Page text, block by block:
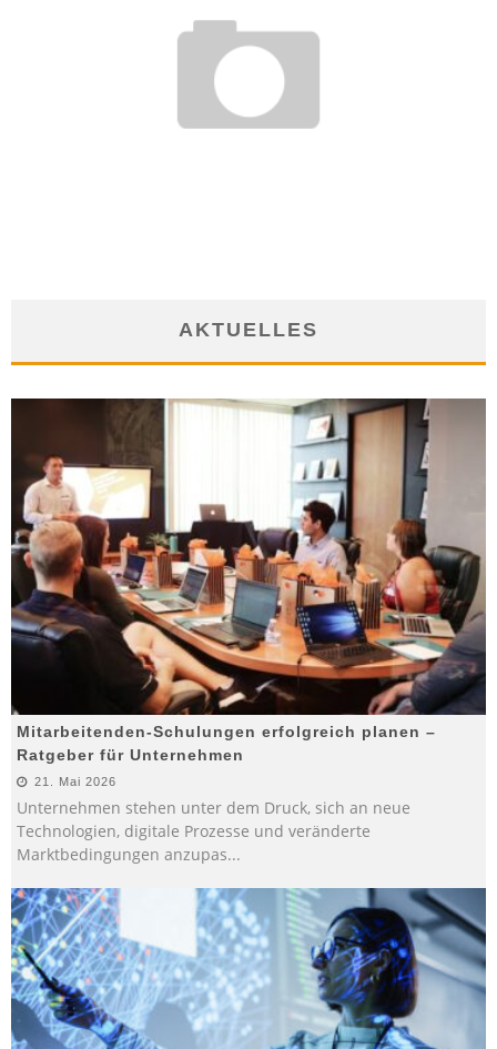
AKTUELLES
Mitarbeitenden-Schulungen erfolgreich planen –
Ratgeber für Unternehmen
21. Mai 2026
Unternehmen stehen unter dem Druck, sich an neue
Technologien, digitale Prozesse und veränderte
Marktbedingungen anzupas...